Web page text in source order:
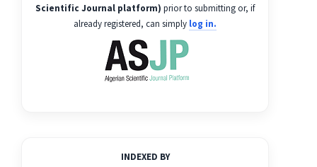
Scientific Journal platform) prior to submitting or, if
already registered, can simply log in.
INDEXED BY